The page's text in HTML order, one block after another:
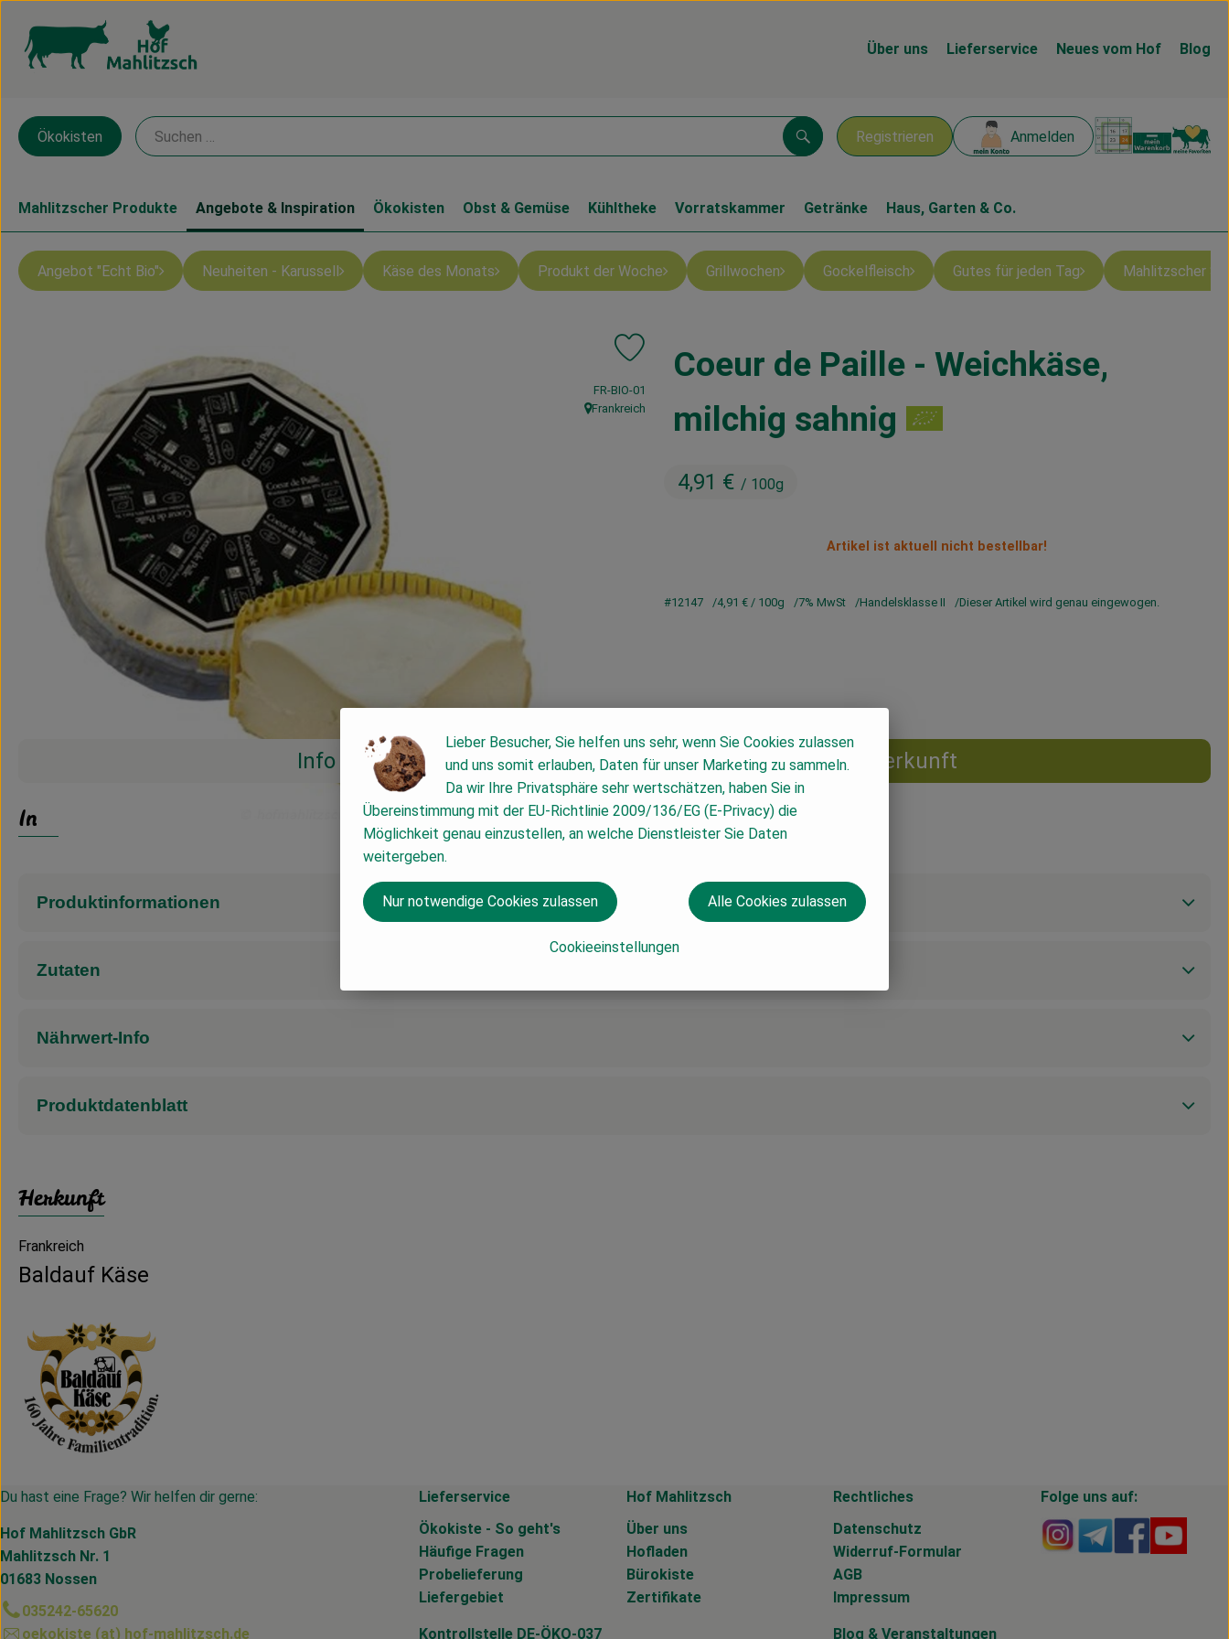
Über uns Lieferservice Neues vom Hof Blog
Registrieren Anmelden
Suchen
Ökokisten
Mahlitzscher Produkte Angebote & Inspiration Ökokisten Obst & Gemüse Kühltheke Vorratskammer Getränke Haus, Garten & Co.
Angebot "Echt Bio" Neuheiten - Karussell Käse des Monats Produkt der Woche Grillwochen Gockelfleisch Gutes für jeden Tag Mahlitzscher
Coeur de Paille - Weichkäse,
milchig sahnig
4,91 € / 100g
Produkt zu Favouriten hinzufügen
, Kontrollstelle:
FR-BIO-01
, Herkunft:
Frankreich
Artikel ist aktuell nicht bestellbar!
#12147 4,91 € / 100g 7% MwSt Handelsklasse II Dieser Artikel wird genau eingewogen.
Info Herkunft
Info
Produktinformationen
Zutaten
Nährwert-Info
Produktdatenblatt
Herkunft
Frankreich
Baldauf Käse
Du hast eine Frage? Wir helfen dir gerne:
Hof Mahlitzsch GbR
Mahlitzsch Nr. 1
01683 Nossen
035242-65620
oekokiste (at) hof-mahlitzsch.de
Lieferservice
Ökokiste - So geht's
Häufige Fragen
Probelieferung
Liefergebiet
Hof Mahlitzsch
Über uns
Hofladen
Bürokiste
Zertifikate
Rechtliches
Datenschutz
Widerruf-Formular
AGB
Impressum
Folge uns auf:
Externer Link zu
Externer Link
Externer
Kontrollstelle DE-ÖKO-037 Blog & Veranstaltungen
Lieber Besucher, Sie helfen uns sehr, wenn Sie Cookies zulassen
und uns somit erlauben, Daten für unser Marketing zu sammeln.
Da wir Ihre Privatsphäre sehr wertschätzen, haben Sie in
Übereinstimmung mit der EU-Richtlinie 2009/136/EG (E-Privacy) die
Möglichkeit genau einzustellen, an welche Dienstleister Sie Daten
weitergeben.
Cookieeinstellungen
Nur notwendige Cookies zulassen Alle Cookies zulassen